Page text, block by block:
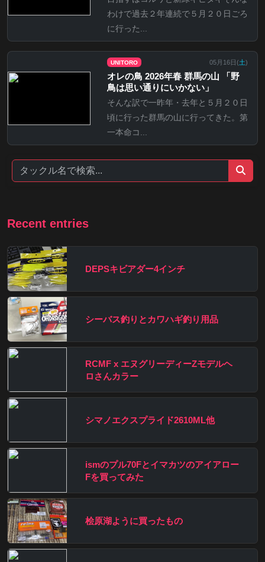
わけで過去２年連続で５月２０日ごろ
に行った...
UNITORO 05月16日(土)
オレの鳥 2026年春 群馬の山 「野
鳥は思い通りにいかない」
そんな訳で一昨年・去年と５月２０日
頃に行った群馬の山に行ってきた。第
一本命コ...
Recent entries
DEPSキビアダー4インチ
シーバス釣りとカワハギ釣り用品
RCMF x エヌグリーディーZモデルヘ
ロさんカラー
シマノエクスプライド2610ML他
ismのプル70Fとイマカツのアイアロー
Fを買ってみた
桧原湖ように買ったもの